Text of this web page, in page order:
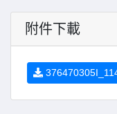
附件下載